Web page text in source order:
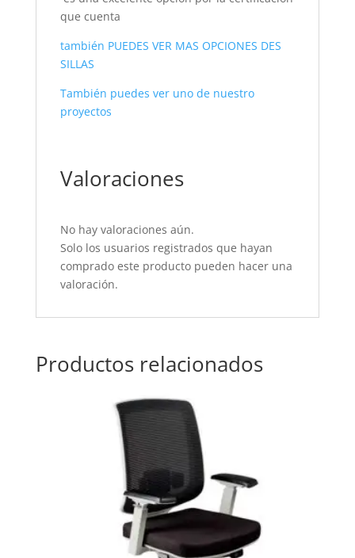
que cuenta
también PUEDES VER MAS OPCIONES DES
SILLAS
También puedes ver uno de nuestro
proyectos
Valoraciones
No hay valoraciones aún.
Solo los usuarios registrados que hayan
comprado este producto pueden hacer una
valoración.
Productos relacionados